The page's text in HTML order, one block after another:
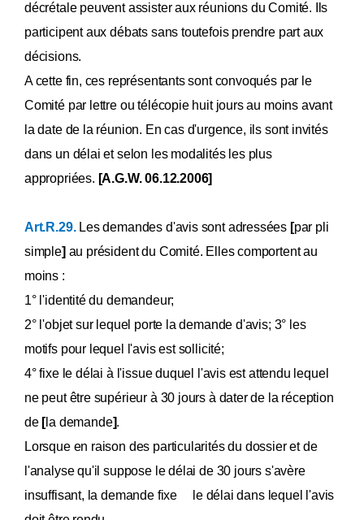
décrétale peuvent assister aux réunions du Comité. Ils
participent aux débats sans toutefois prendre part aux
décisions.
A cette fin, ces représentants sont convoqués par le
Comité par lettre ou télécopie huit jours au moins avant
la date de la réunion. En cas d'urgence, ils sont invités
dans un délai et selon les modalités les plus
appropriées. [A.G.W. 06.12.2006]
Art.R.29. Les demandes d'avis sont adressées [par pli
simple] au président du Comité. Elles comportent au
moins :
1° l'identité du demandeur;
2° l'objet sur lequel porte la demande d'avis; 3° les
motifs pour lequel l'avis est sollicité;
4° fixe le délai à l'issue duquel l'avis est attendu lequel
ne peut être supérieur à 30 jours à dater de la réception
de [la demande].
Lorsque en raison des particularités du dossier et de
l'analyse qu'il suppose le délai de 30 jours s'avère
insuffisant, la demande fixe le délai dans lequel l'avis